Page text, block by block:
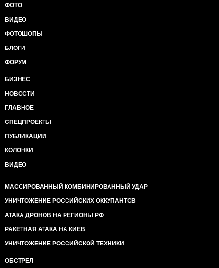
ФОТО
ВИДЕО
ФОТОШОПЫ
БЛОГИ
ФОРУМ
БИЗНЕС
НОВОСТИ
ГЛАВНОЕ
СПЕЦПРОЕКТЫ
ПУБЛИКАЦИИ
КОЛОНКИ
ВИДЕО
МАССИРОВАННЫЙ КОМБИНИРОВАННЫЙ УДАР
УНИЧТОЖЕНИЕ РОССИЙСКИХ ОККУПАНТОВ
АТАКА ДРОНОВ НА РЕГИОНЫ РФ
РАКЕТНАЯ АТАКА НА КИЕВ
УНИЧТОЖЕНИЕ РОССИЙСКОЙ ТЕХНИКИ
ОБСТРЕЛ